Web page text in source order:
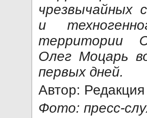
чрезвычайных
и
территории
Олег Моцарь
первых дней.
Автор:
Фото: пресс-